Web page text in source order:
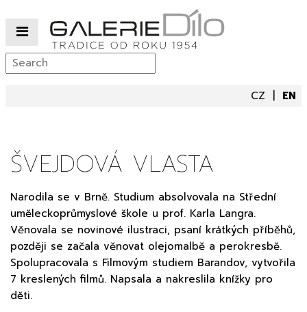
CZ EN
ŠVEJDOVÁ VLASTA
Narodila se v Brně. Studium absolvovala na Střední
uměleckoprůmyslové škole u prof. Karla Langra.
Věnovala se novinové ilustraci, psaní krátkých příběhů,
později se začala věnovat olejomalbě a perokresbě.
Spolupracovala s Filmovým studiem Barandov, vytvořila
7 kreslených filmů. Napsala a nakreslila knížky pro
děti.